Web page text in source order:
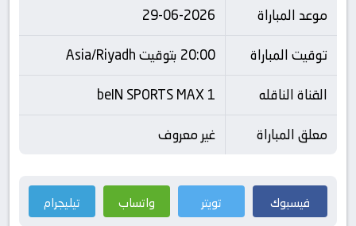
موعد المباراة
29-06-2026
توقيت المباراة
20:00 بتوقيت Asia/Riyadh
القناة الناقله
beIN SPORTS MAX 1
معلق المباراة
غير معروف
فيسبوك تويتر واتساب تيليجرام